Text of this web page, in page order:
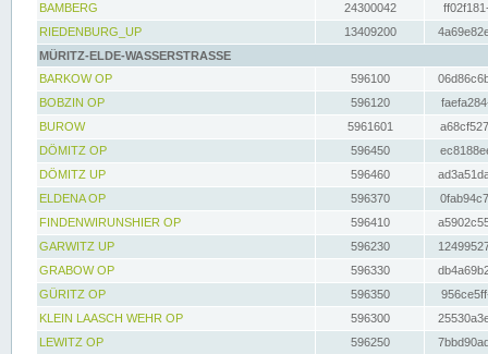
BAMBERG
24300042
RIEDENBURG_UP
13409200
MÜRITZ-ELDE-WASSERSTRASSE
BARKOW OP
596100
BOBZIN OP
596120
BUROW
5961601
DÖMITZ OP
596450
DÖMITZ UP
596460
ELDENA OP
596370
FINDENWIRUNSHIER OP
596410
GARWITZ UP
596230
GRABOW OP
596330
GÜRITZ OP
596350
KLEIN LAASCH WEHR OP
596300
LEWITZ OP
596250